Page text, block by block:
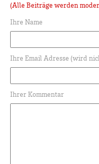
(Alle Beiträge werden
Ihre Name
Ihre Email Adresse (wird
Ihrer Kommentar